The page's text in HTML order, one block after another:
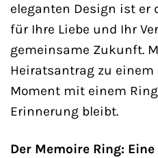
eleganten Design ist er
für Ihre Liebe und Ihr
gemeinsame Zukunft.
Heiratsantrag zu
Moment mit einem
Erinnerung bleibt.
Der Memoire Ring: